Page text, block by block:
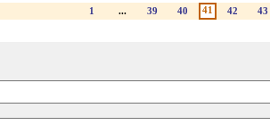
1 ... 39 40 41 42 43